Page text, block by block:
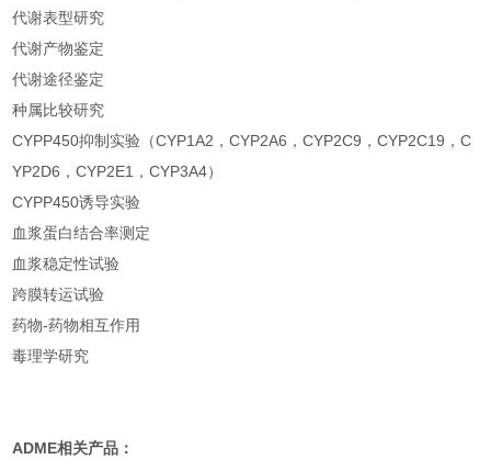
代谢表型研究
代谢产物鉴定
代谢途径鉴定
种属比较研究
CYPP450抑制实验（CYP1A2，CYP2A6，CYP2C9，CYP2C19，C
YP2D6，CYP2E1，CYP3A4）
CYPP450诱导实验
血浆蛋白结合率测定
血浆稳定性试验
跨膜转运试验
药物-药物相互作用
毒理学研究
ADME相关产品：